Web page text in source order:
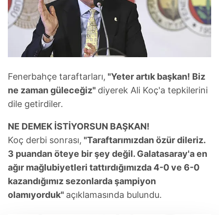
Fenerbahçe taraftarları, "Yeter artık başkan! Biz
ne zaman güleceğiz" diyerek Ali Koç'a tepkilerini
dile getirdiler.
NE DEMEK İSTİYORSUN BAŞKAN!
Koç derbi sonrası, "Taraftarımızdan özür dileriz.
3 puandan öteye bir şey değil. Galatasaray'a en
ağır mağlubiyetleri tattırdığımızda 4-0 ve 6-0
kazandığımız sezonlarda şampiyon
olamıyorduk" açıklamasında bulundu.